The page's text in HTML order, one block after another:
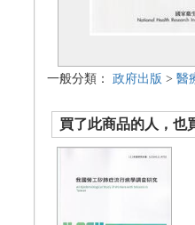
一般分類： 政府出版 > 醫
買了此商品的人，也